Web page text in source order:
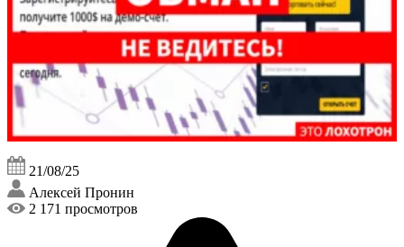
21/08/25
Алексей Пронин
2 171 просмотров